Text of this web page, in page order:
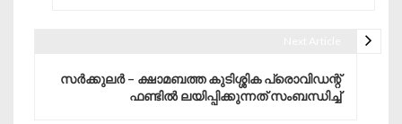
സർക്കുലർ – ക്ഷാമബത്ത കുടിശ്ശിക പ്രൊവിഡന്റ്
ഫണ്ടിൽ ലയിപ്പിക്കുന്നത് സംബന്ധിച്ച്